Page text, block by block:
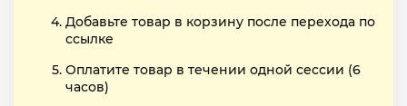
Добавьте товар в корзину после перехода по
ссылке
Оплатите товар в течении одной сессии (6
часов)